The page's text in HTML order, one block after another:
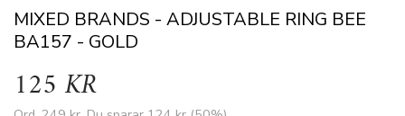
MIXED BRANDS - ADJUSTABLE RING BEE
BA157 - GOLD
125 KR